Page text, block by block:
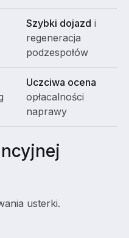
Szybki dojazd i
regeneracja
podzespołów
Uczciwa ocena
opłacalności
naprawy
usterki.